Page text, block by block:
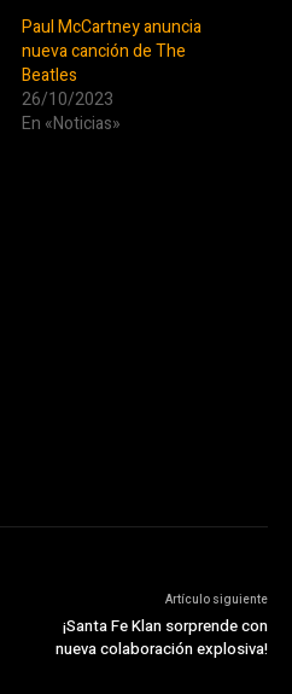
Paul McCartney anuncia
nueva canción de The
Beatles
26/10/2023
En «Noticias»
Artículo siguiente
¡Santa Fe Klan sorprende con
nueva colaboración explosiva!